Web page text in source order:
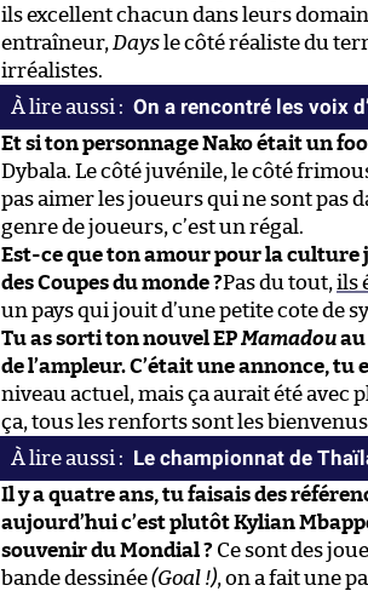
ils excellent chacun dans leurs
entraîneur, Days le côté réaliste du
irréalistes.
On a rencontré les voix
Et si ton personnage Nako était un
Dybala. Le côté juvénile, le côté
pas aimer les joueurs qui ne sont pas
genre de joueurs, c’est un régal.
Est-ce que ton amour pour la culture
des Coupes du monde ?Pas du tout, ils
un pays qui jouit d’une petite cote de
Tu as sorti ton nouvel EPMamadou
de l’ampleur. C’était une annonce, tu
niveau actuel, mais ça aurait été avec
ça, tous les renforts sont les
Le championnat de
Il y a quatre ans, tu faisais des
aujourd’hui c’est plutôt Kylian
souvenir du Mondial ? Ce sont des
bande dessinée(Goal !), on a fait une